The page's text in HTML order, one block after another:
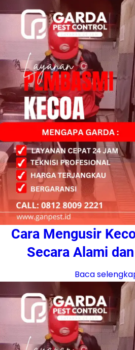
Cara Mengusir
Secara Alami
Baca